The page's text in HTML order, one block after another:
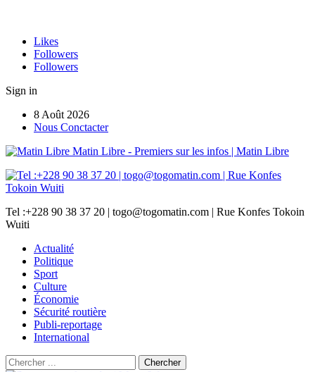
Likes
Followers
Followers
Sign in
8 Août 2026
Nous Conctacter
Matin Libre - Premiers sur les infos | Matin Libre
Tel :+228 90 38 37 20 | togo@togomatin.com | Rue Konfes Tokoin
Wuiti
Actualité
Politique
Sport
Culture
Économie
Sécurité routière
Publi-reportage
International